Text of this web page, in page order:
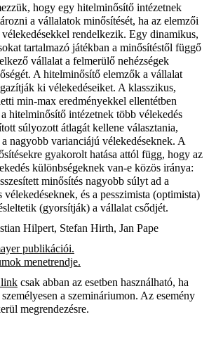
hogy egy hitelminősítő intézetnek
a vállalatok minősítését, ha az elemzői
rendelkezik. Egy dinamikus,
tartalmazó játékban a minősítéstől függő
vállalat a felmerülő nehézségek
A hitelminősítő elemzők a vállalat
ki vélekedéseiket. A klasszikus,
min-max eredményekkel ellentétben
hitelminősítő intézetnek több vélekedés
súlyozott átlagát kellene választania,
a nagyobb varianciájú vélekedéseknek. A
gyakorolt hatása attól függ, hogy az
különbségeknek van-e közös iránya:
minősítés nagyobb súlyt ad a
vélekedéseknek, és a pesszimista (optimista)
(gyorsítják) a vállalat csődjét.
Hilpert, Stefan Hirth, Jan Pape
publikációi.
menetrendje.
link csak abban az esetben használható, ha
a szemináriumon. Az esemény
megrendezésre.